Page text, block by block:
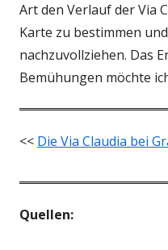
Art den Verlauf der Via
Karte zu bestimmen
nachzuvollziehen. Das
Bemühungen möchte
<< Die Via Claudia bei
Quellen: